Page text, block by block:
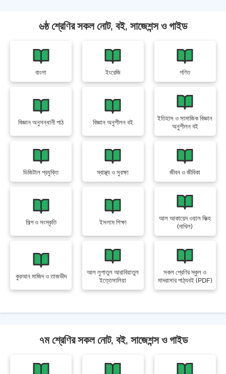
৬ষ্ঠ শ্রেণির সকল নোট, বই, সাজেশন্স ও গাইড
বাংলা ইংরেজি গণিত
বিজ্ঞান অনুসন্ধানী পাঠ বিজ্ঞান অনুশীলন বই
ইতিহাস ও সামাজিক বিজ্ঞান
অনুশীলন বই
ডিজিটাল প্রযুক্তি স্বাস্থ্য ও সুরক্ষা জীবন ও জীবিকা
শিল্প ও সংস্কৃতি ইসলাম শিক্ষা
আল আকায়েদ ওয়াল ফিক্হ
(দাখিল)
কুরআন মাজিদ ও তাজভীদ
আল লুগাতুল আরাবিয়াতুল
ইত্তেসালিয়া
সকল শ্রেণির স্কুল ও
মাদরাসার পাঠ্যবই (PDF)
৭ম শ্রেণির সকল নোট, বই, সাজেশন্স ও গাইড